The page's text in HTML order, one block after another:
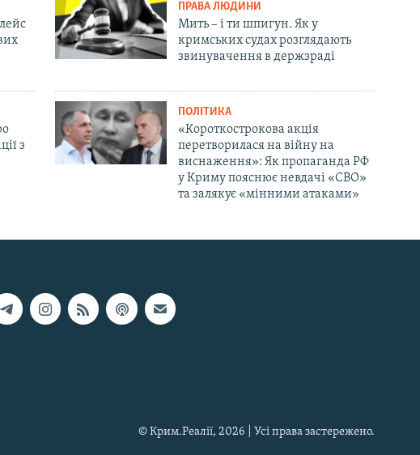
ПРАВА ЛЮДИНИ
Мить – і ти шпигун. Як у
кримських судах розглядають
звинувачення в держзраді
з
ПОЛІТИКА
«Короткострокова акція
перетворилася на війну на
виснаження»: Як пропаганда РФ
у Криму пояснює невдачі «СВО»
та залякує «мінними атаками»
© Крим.Реалії, 2026 | Усі права застережено.